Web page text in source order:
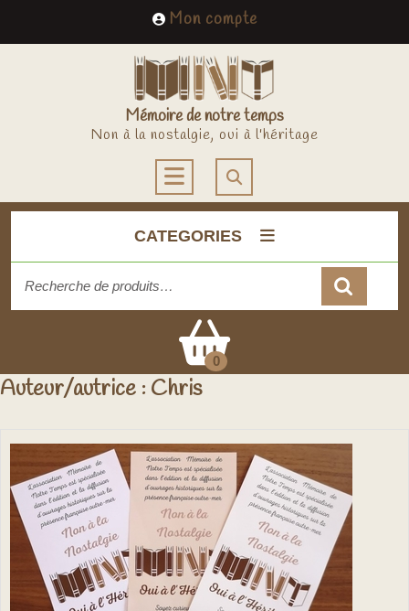
Mon compteMy
Account
Mémoire de notre temps
Non à la nostalgie, oui à l'héritage
Open
Button
CATEGORIES
pour :
0
Auteur/autrice : Chris